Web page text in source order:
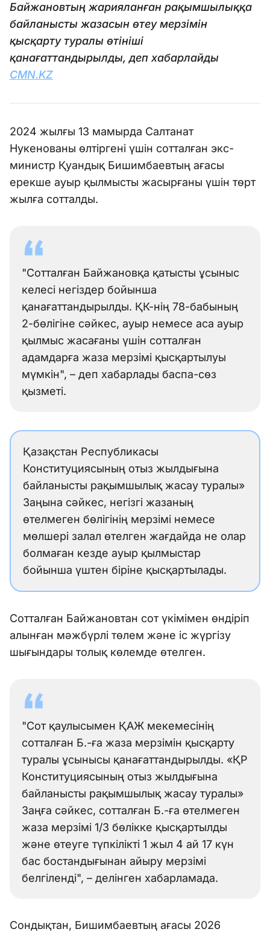
Байжановтың жарияланған рақымшылыққа
байланысты жазасын өтеу мерзімін
қысқарту туралы өтініші
қанағаттандырылды, деп хабарлайды
CMN.KZ
2024 жылғы 13 мамырда Салтанат
Нукенованы өлтіргені үшін сотталған экс-
министр Қуандық Бишимбаевтың ағасы
ерекше ауыр қылмысты жасырғаны үшін төрт
жылға сотталды.
"Сотталған Байжановқа қатысты ұсыныс
келесі негіздер бойынша
қанағаттандырылды. ҚК-нің 78-бабының
2-бөлігіне сәйкес, ауыр немесе аса ауыр
қылмыс жасағаны үшін сотталған
адамдарға жаза мерзімі қысқартылуы
мүмкін", – деп хабарлады баспа-сөз
қызметі.
Қазақстан Республикасы
Конституциясының отыз жылдығына
байланысты рақымшылық жасау туралы»
Заңына сәйкес, негізгі жазаның
өтелмеген бөлігінің мерзімі немесе
мөлшері залал өтелген жағдайда не олар
болмаған кезде ауыр қылмыстар
бойынша үштен біріне қысқартылады.
Сотталған Байжановтан сот үкімімен өндіріп
алынған мәжбүрлі төлем және іс жүргізу
шығындары толық көлемде өтелген.
"Сот қаулысымен ҚАЖ мекемесінің
сотталған Б.-ға жаза мерзімін қысқарту
туралы ұсынысы қанағаттандырылды. «ҚР
Конституциясының отыз жылдығына
байланысты рақымшылық жасау туралы»
Заңға сәйкес, сотталған Б.-ға өтелмеген
жаза мерзімі 1/3 бөлікке қысқартылды
және өтеуге түпкілікті 1 жыл 4 ай 17 күн
бас бостандығынан айыру мерзімі
белгіленді", – делінген хабарламада.
Сондықтан, Бишимбаевтың ағасы 2026